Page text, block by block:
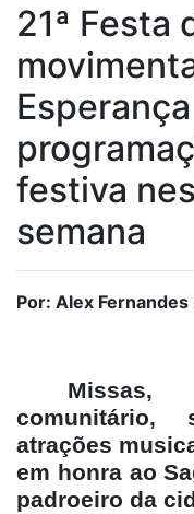
21ª Festa
festiva
semana
Por: Alex Fernandes
Missas,
atrações
em honra ao
padroeiro da